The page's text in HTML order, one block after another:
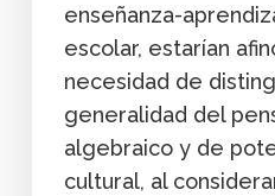
enseñanza-
escolar, estarían
necesidad de
generalidad del
algebraico y de
cultural, al